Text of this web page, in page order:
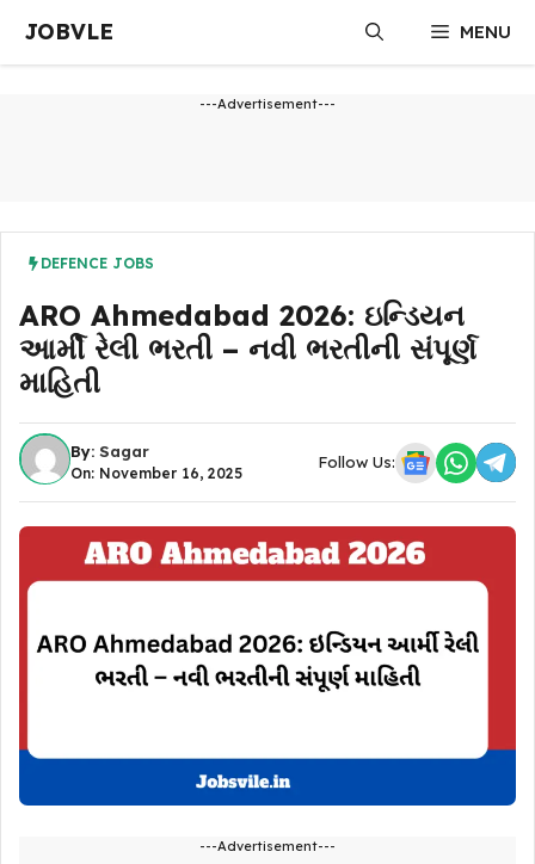
content
JOBVLE MENU
---Advertisement---
DEFENCE JOBS
ARO Ahmedabad 2026: ઇન્ડિયન
આર્મી રેલી ભરતી – નવી ભરતીની સંપૂર્ણ
માહિતી
By: Sagar
On: November 16, 2025
Follow Us:
---Advertisement---